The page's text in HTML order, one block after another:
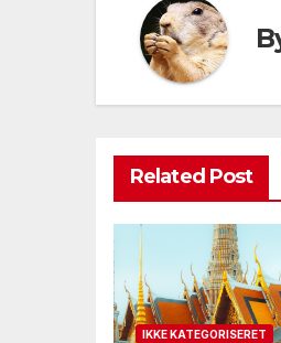
Related Post
IKKE KATEGORISERET